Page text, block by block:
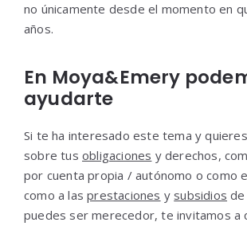
no únicamente desde el momento en
años.
En Moya&Emery
ayudarte
Si te ha interesado este tema y
sobre tus obligaciones y derechos,
por cuenta propia / autónomo o como
como a lasprestaciones y subsidios
puedes ser merecedor, te invitamos a